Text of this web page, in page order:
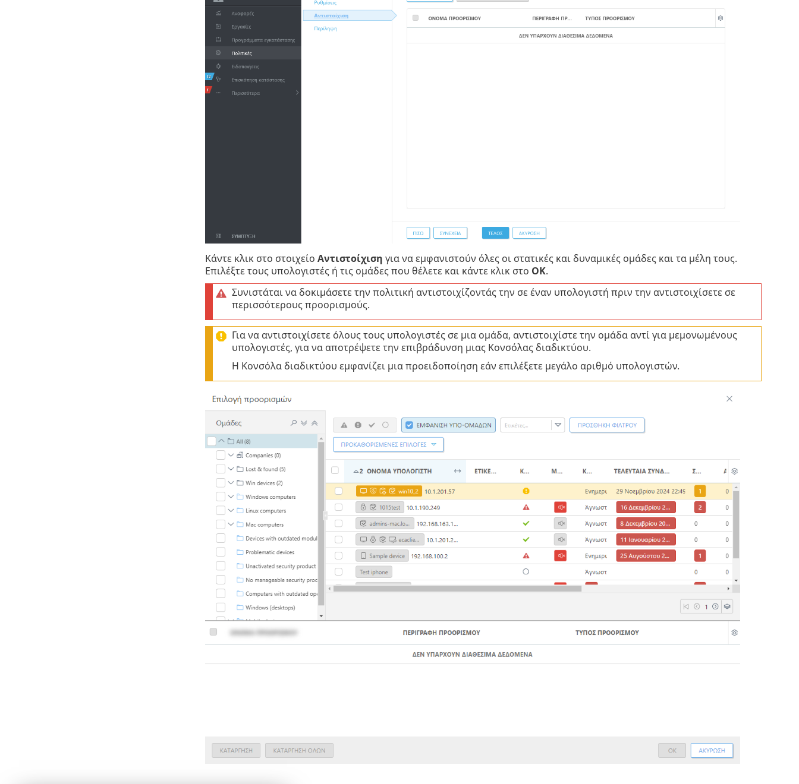
Κάντε κλικ στο στοιχείο Αντιστοίχιση για να εμφανιστούν όλες οι στατικές και δυναμικές ομάδες και τα μέλη τους.
Επιλέξτε τους υπολογιστές ή τις ομάδες που θέλετε και κάντε κλικ στο OK.
Συνιστάται να δοκιμάσετε την πολιτική αντιστοιχίζοντάς την σε έναν υπολογιστή πριν την αντιστοιχίσετε σε
περισσότερους προορισμούς.
Για να αντιστοιχίσετε όλους τους υπολογιστές σε μια ομάδα, αντιστοιχίστε την ομάδα αντί για μεμονωμένους
υπολογιστές, για να αποτρέψετε την επιβράδυνση μιας Κονσόλας διαδικτύου.
Η Κονσόλα διαδικτύου εμφανίζει μια προειδοποίηση εάν επιλέξετε μεγάλο αριθμό υπολογιστών.